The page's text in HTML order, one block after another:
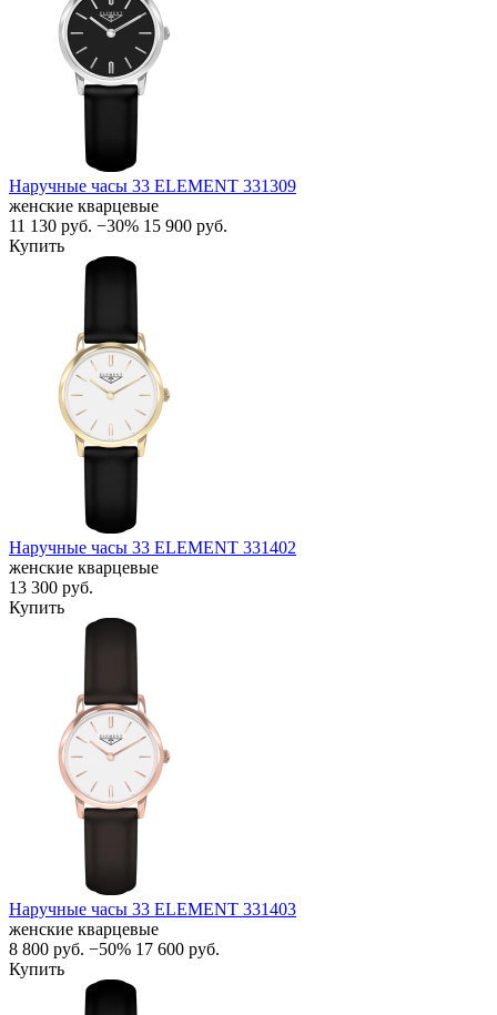
Наручные часы 33 ELEMENT 331309
женские кварцевые
11 130 руб. −30% 15 900 руб.
Купить
Наручные часы 33 ELEMENT 331402
женские кварцевые
13 300 руб.
Купить
Наручные часы 33 ELEMENT 331403
женские кварцевые
8 800 руб. −50% 17 600 руб.
Купить